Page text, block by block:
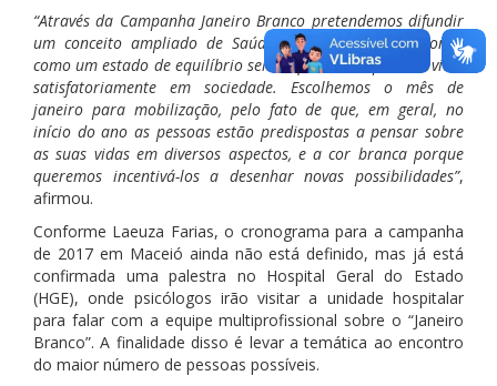
“Através da Campanha Janeiro Branco pretendemos difundir
um conceito ampliado de Saúde Mental/Saúde Emocional,
como um estado de equilíbrio sem o qual não é possível viver
satisfatoriamente em sociedade. Escolhemos o mês de
janeiro para mobilização, pelo fato de que, em geral, no
início do ano as pessoas estão predispostas a pensar sobre
as suas vidas em diversos aspectos, e a cor branca porque
queremos incentivá-los a desenhar novas possibilidades”,
afirmou.
Conforme Laeuza Farias, o cronograma para a campanha
de 2017 em Maceió ainda não está definido, mas já está
confirmada uma palestra no Hospital Geral do Estado
(HGE), onde psicólogos irão visitar a unidade hospitalar
para falar com a equipe multiprofissional sobre o “Janeiro
Branco”. A finalidade disso é levar a temática ao encontro
do maior número de pessoas possíveis.